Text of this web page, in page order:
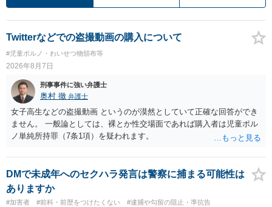
Twitterなどでの盗撮動画の購入について
#児童ポルノ・わいせつ物頒布等
2026年8月7日
刑事事件に強い弁護士
奥村 徹 弁護士
女子高生などの盗撮動画 というのが漠然としていて正確な回答ができ
ません。 一般論としては、裸とか性交場面であれば購入者は児童ポル
ノ単純所持罪（7条1項）を疑われます。
DMで未成年へのセクハラ発言は警察に捕まる可能性は
ありますか
#加害者 #前科・前歴をつけたくない
#逮捕や勾留の阻止・準抗告